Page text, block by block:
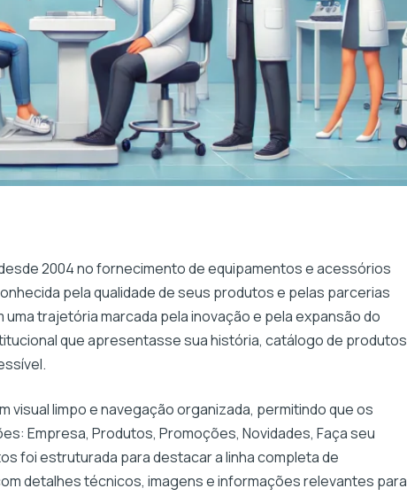
2004 no fornecimento de equipamentos e acessórios
pela qualidade de seus produtos e pelas parcerias
trajetória marcada pela inovação e pela expansão do
que apresentasse sua história, catálogo de produtos
visual limpo e navegação organizada, permitindo que os
Empresa, Produtos, Promoções, Novidades, Faça seu
foi estruturada para destacar a linha completa de
detalhes técnicos, imagens e informações relevantes para